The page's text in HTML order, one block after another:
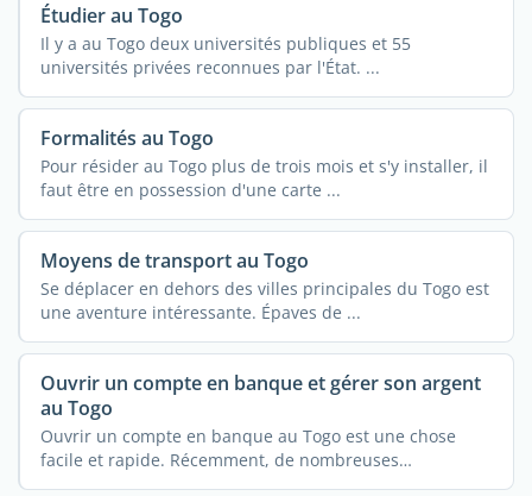
Étudier au Togo
Il y a au Togo deux universités publiques et 55
universités privées reconnues par l'État. ...
Formalités au Togo
Pour résider au Togo plus de trois mois et s'y installer, il
faut être en possession d'une carte ...
Moyens de transport au Togo
Se déplacer en dehors des villes principales du Togo est
une aventure intéressante. Épaves de ...
Ouvrir un compte en banque et gérer son argent
au Togo
Ouvrir un compte en banque au Togo est une chose
facile et rapide. Récemment, de nombreuses
compagnies se ...